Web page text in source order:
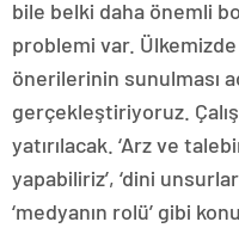
bile belki daha önemli
problemi var. Ülkemizde
önerilerinin sunulması
gerçekleştiriyoruz.
yatırılacak. ‘Arz ve
yapabiliriz’, ‘dini
‘medyanın rolü’ gibi